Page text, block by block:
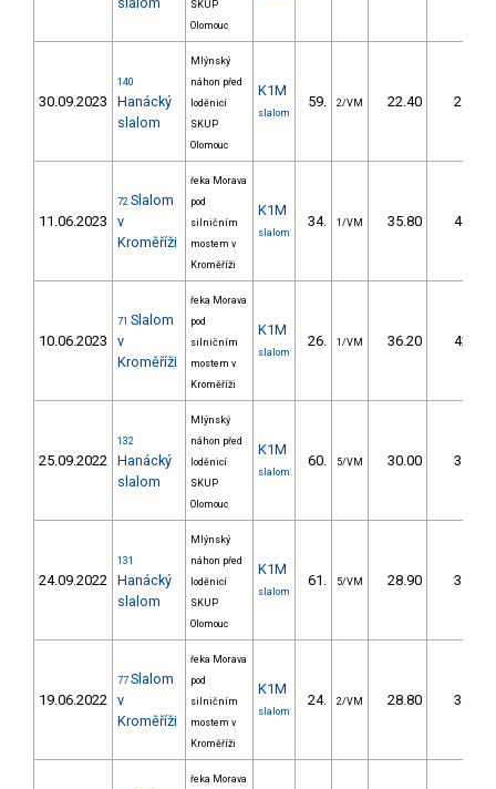
SKUP
Olomouc
30.09.2023
140
Hanácký
slalom
Mlýnský
náhon před
loděnicí
SKUP
Olomouc
K1M
slalom
59. 2/VM 22.40 25,4
11.06.2023
72 Slalom
v
Kroměříži
řeka Morava
pod
silničním
mostem v
Kroměříži
K1M
slalom
34. 1/VM 35.80 49,2
10.06.2023
71 Slalom
v
Kroměříži
řeka Morava
pod
silničním
mostem v
Kroměříži
K1M
slalom
26. 1/VM 36.20 42,0
25.09.2022
132
Hanácký
slalom
Mlýnský
náhon před
loděnicí
SKUP
Olomouc
K1M
slalom
60. 5/VM 30.00 35,2
24.09.2022
131
Hanácký
slalom
Mlýnský
náhon před
loděnicí
SKUP
Olomouc
K1M
slalom
61. 5/VM 28.90 34,2
19.06.2022
77 Slalom
v
Kroměříži
řeka Morava
pod
silničním
mostem v
Kroměříži
K1M
slalom
24. 2/VM 28.80 34,7
řeka Morava